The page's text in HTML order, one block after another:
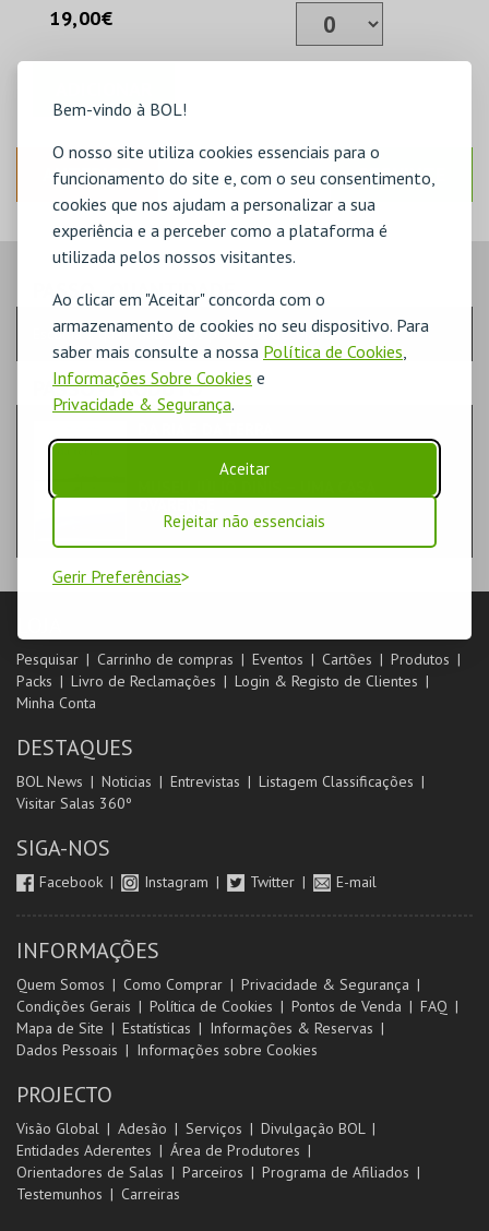
Bem-vindo à BOL!
O nosso site utiliza cookies essenciais para o
funcionamento do site e, com o seu consentimento,
cookies que nos ajudam a personalizar a sua
experiência e a perceber como a plataforma é
utilizada pelos nossos visitantes.
Ao clicar em "Aceitar" concorda com o
armazenamento de cookies no seu dispositivo. Para
saber mais consulte a nossa Política de Cookies,
Informações Sobre Cookies e
Privacidade & Segurança.
Aceitar
Rejeitar não essenciais
Gerir Preferências
19,00€
ANTERIOR SEGUINTE
PASSO- QUANTIDADE
Escolha a quantidade e os produtos desejados
PASSO- PRODUTO
LIVROS
OVARENSE
Pesquisar Carrinho de compras Eventos Cartões
Produtos
Packs
Livro de Reclamações
Login & Registo de Clientes
Minha Conta
DESTAQUES
BOL News Noticias Entrevistas
Listagem Classificações
Visitar Salas 360º
SIGA-NOS
Facebook Instagram Twitter E-mail
INFORMAÇÕES
Quem Somos Como Comprar
Privacidade & Segurança
Condições Gerais
Política de Cookies Pontos de Venda
FAQ
Mapa de Site
Estatísticas
Informações & Reservas
Dados Pessoais
Informações sobre Cookies
PROJECTO
Visão Global Adesão Serviços
Divulgação BOL
Entidades Aderentes
Área de Produtores
Orientadores de Salas
Parceiros
Programa de Afiliados
Testemunhos
Carreiras